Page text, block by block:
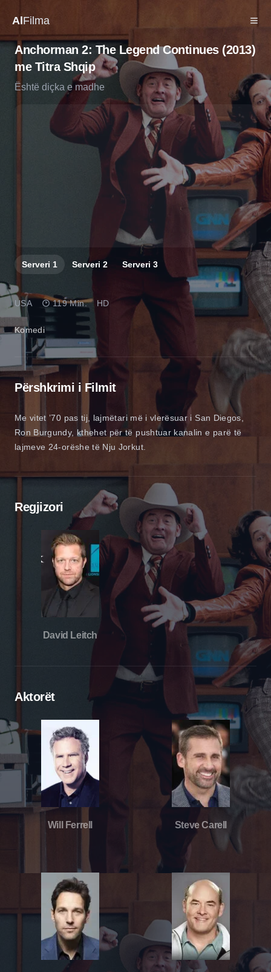
Al Filma
Anchorman 2: The Legend Continues (2013)
me Titra Shqip
Është diçka e madhe
Serveri 1 Serveri 2 Serveri 3
Komedi
USA 119 Min. HD
Përshkrimi i Filmit
Me vitet ’70 pas tij, lajmëtari më i vlerësuar i San Diegos,
Ron Burgundy, kthehet për të pushtuar kanalin e parë të
lajmeve 24-orëshe të Nju Jorkut.
Regjizori
David Leitch
Aktorët
Will Ferrell Steve Carell